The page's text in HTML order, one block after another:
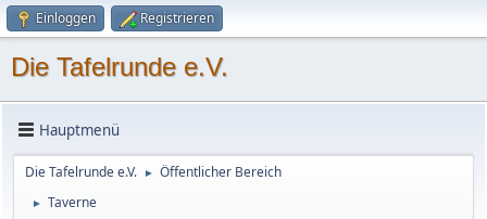
Einloggen Registrieren
Die Tafelrunde e.V.
Hauptmenü
Die Tafelrunde e.V. ► Öffentlicher Bereich
►
Taverne